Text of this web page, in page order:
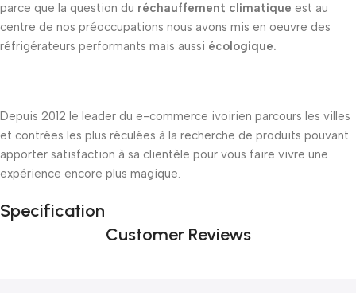
parce que la question du réchauffement climatique est au
centre de nos préoccupations nous avons mis en oeuvre des
réfrigérateurs performants mais aussi écologique.
Depuis 2012 le leader du e-commerce ivoirien parcours les villes
et contrées les plus réculées à la recherche de produits pouvant
apporter satisfaction à sa clientèle pour vous faire vivre une
expérience encore plus magique.
Specification
Customer Reviews